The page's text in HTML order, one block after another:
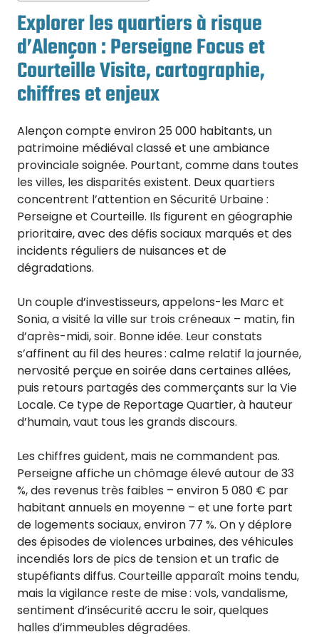
Explorer les quartiers à risque
d’Alençon : Perseigne Focus et
Courteille Visite, cartographie,
chiffres et enjeux
Alençon compte environ 25 000 habitants, un
patrimoine médiéval classé et une ambiance
provinciale soignée. Pourtant, comme dans toutes
les villes, les disparités existent. Deux quartiers
concentrent l’attention en Sécurité Urbaine :
Perseigne et Courteille. Ils figurent en géographie
prioritaire, avec des défis sociaux marqués et des
incidents réguliers de nuisances et de
dégradations.
Un couple d’investisseurs, appelons-les Marc et
Sonia, a visité la ville sur trois créneaux – matin, fin
d’après-midi, soir. Bonne idée. Leur constats
s’affinent au fil des heures : calme relatif la journée,
nervosité perçue en soirée dans certaines allées,
puis retours partagés des commerçants sur la Vie
Locale. Ce type de Reportage Quartier, à hauteur
d’humain, vaut tous les grands discours.
Les chiffres guident, mais ne commandent pas.
Perseigne affiche un chômage élevé autour de 33
%, des revenus très faibles – environ 5 080 € par
habitant annuels en moyenne – et une forte part
de logements sociaux, environ 77 %. On y déplore
des épisodes de violences urbaines, des véhicules
incendiés lors de pics de tension et un trafic de
stupéfiants diffus. Courteille apparaît moins tendu,
mais la vigilance reste de mise : vols, vandalisme,
sentiment d’insécurité accru le soir, quelques
halles d’immeubles dégradées.